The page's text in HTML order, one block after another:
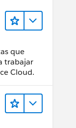
que
trabajar
Cloud.